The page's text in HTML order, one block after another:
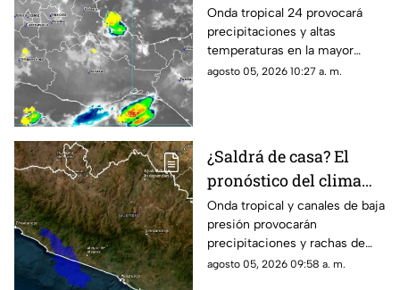
sofocante este
miércoles en Oaxaca
Onda tropical 24 provocará
precipitaciones y altas
temperaturas en la mayor
parte de la entidad; revisa las
agosto 05, 2026 10:27 a. m.
¿Saldrá de casa? El
pronóstico del clima
hoy para Guerrero
Onda tropical y canales de baja
presión provocarán
precipitaciones y rachas de
viento en la mayor parte del
agosto 05, 2026 09:58 a. m.